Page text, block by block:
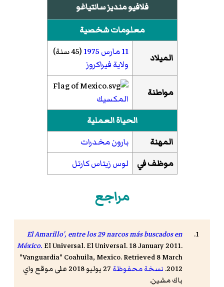
فلافيو منديز سانتياغو
معلومات شخصية
الميلاد 11 مارس 1975(45 سنة)
ولاية فيراكروز
مواطنة
المكسيك
الحياة العملية
المهنة
بارون مخدرات
موظف في
لوس زيتاس كارتل
مراجع
El Amarillo', entre los 29 narcos más buscados en
México. El Universal. El Universal. 18 January 2011.
"Vanguardia" Coahuila, Mexico. Retrieved 8 March
2012. نسخة محفوظة
27 يوليو 2018 على موقع واي
باك مشين.